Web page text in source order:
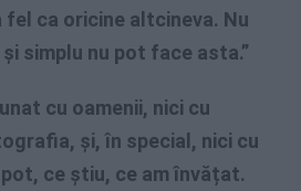
fel ca oricine altcineva. Nu
simplu nu pot face asta.”
cu oamenii, nici cu
și, în special, nici cu
ce știu, ce am învățat.